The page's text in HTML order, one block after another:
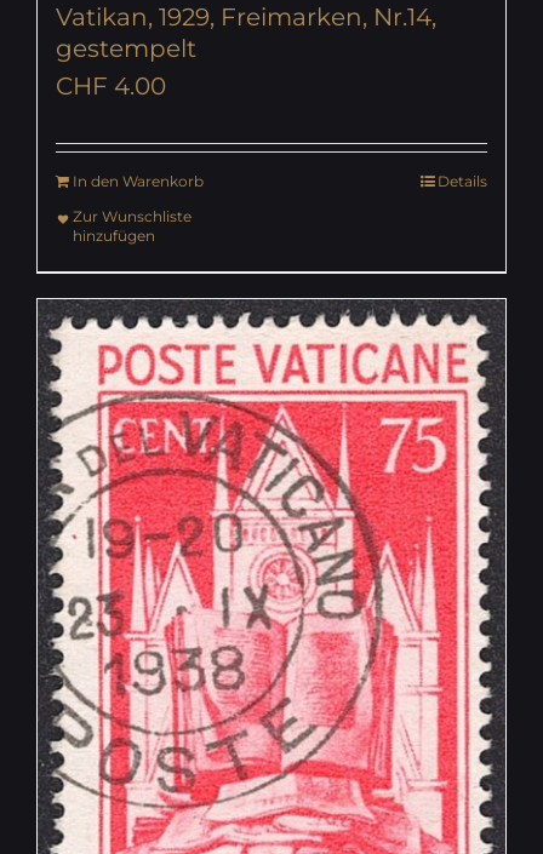
Vatikan, 1929, Freimarken, Nr.14,
gestempelt
CHF 4.00
In den Warenkorb
Details
Zur Wunschliste
hinzufügen